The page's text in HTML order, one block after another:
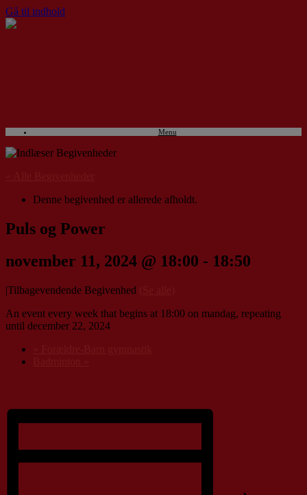
Gå til indhold
Menu
Denne begivenhed er allerede afholdt.
Puls og Power
november 11, 2024 @ 18:00 - 18:50
|Tilbagevendende Begivenhed
An event every week that begins at 18:00 on mandag, repeating
until december 22, 2024